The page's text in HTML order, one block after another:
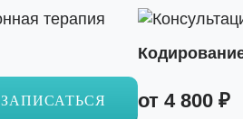
ЗАПИСАТЬСЯ от 4 800 ₽